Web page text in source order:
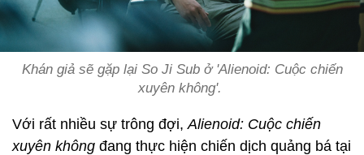
Khán giả sẽ gặp lại So Ji Sub ở 'Alienoid: Cuộc chiến
xuyên không'.
Với rất nhiều sự trông đợi, Alienoid: Cuộc chiến
xuyên không đang thực hiện chiến dịch quảng bá tại